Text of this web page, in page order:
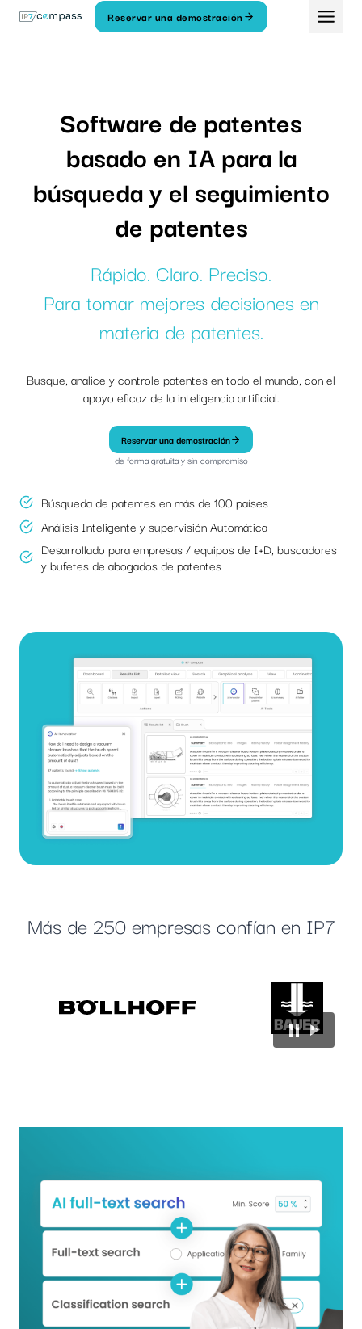
Reservar una demostración
Software de patentes
basado en IA para la
búsqueda y el seguimiento
de patentes
Rápido. Claro. Preciso.
Para tomar mejores decisiones en
materia de patentes.
Busque, analice y controle patentes en todo el mundo, con el
apoyo eficaz de la inteligencia artificial.
Reservar una demostración
de forma gratuita y sin compromiso
Búsqueda de patentes en más de 100 países
Análisis Inteligente y supervisión Automática
Desarrollado para empresas / equipos de I+D, buscadores
y bufetes de abogados de patentes
Más de 250 empresas confían en IP7